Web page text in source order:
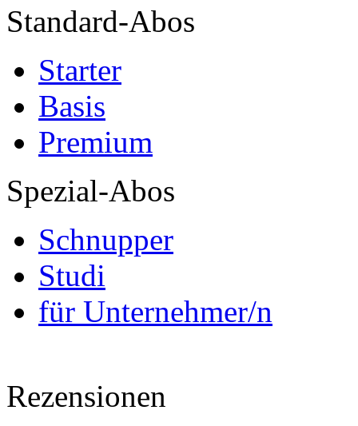
Standard-Abos
Starter
Basis
Premium
Spezial-Abos
Schnupper
Studi
für Unternehmer/n
Rezensionen